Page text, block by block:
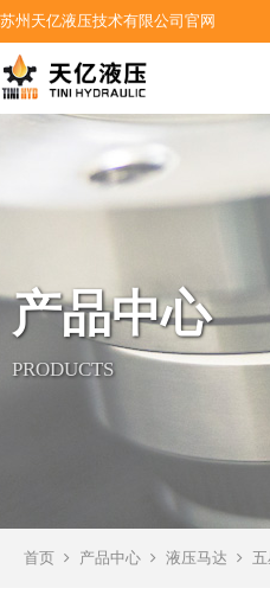
苏州天亿液压技术有限公司官网
产品中心
PRODUCTS
首页 产品中心 液压马达